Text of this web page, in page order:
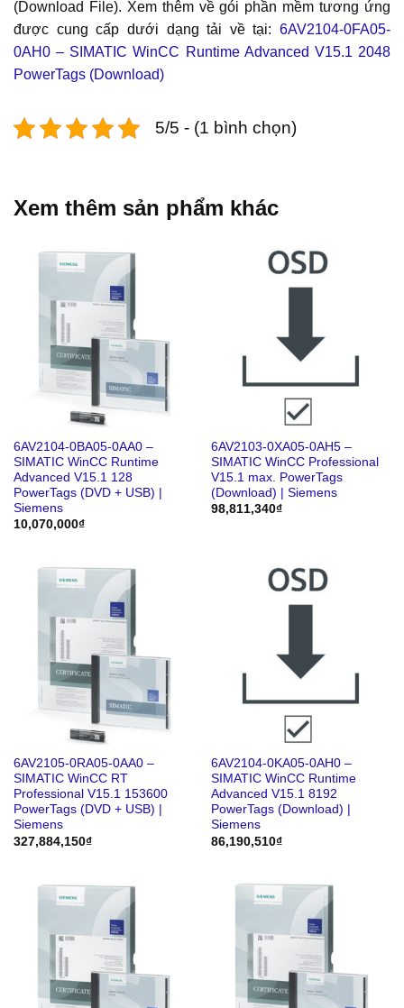
(Download File). Xem thêm về gói phần mềm tương ứng
được cung cấp dưới dạng tải về tại: 6AV2104-0FA05-
0AH0 – SIMATIC WinCC Runtime Advanced V15.1 2048
PowerTags (Download)
5/5 - (1 bình chọn)
Xem thêm sản phẩm khác
6AV2104-0BA05-0AA0 –
SIMATIC WinCC Runtime
Advanced V15.1 128
PowerTags (DVD + USB) |
Siemens
10,070,000₫
6AV2103-0XA05-0AH5 –
SIMATIC WinCC Professional
V15.1 max. PowerTags
(Download) | Siemens
98,811,340₫
6AV2105-0RA05-0AA0 –
SIMATIC WinCC RT
Professional V15.1 153600
PowerTags (DVD + USB) |
Siemens
327,884,150₫
6AV2104-0KA05-0AH0 –
SIMATIC WinCC Runtime
Advanced V15.1 8192
PowerTags (Download) |
Siemens
86,190,510₫